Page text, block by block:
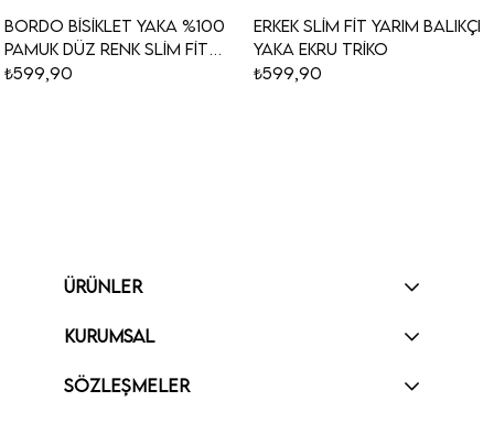
Bordo Bisiklet Yaka %100
Pamuk Düz Renk Slim Fit
Erkek Triko
₺599,90
Erkek Slim Fit Yarım Balıkçı
Yaka Ekru Triko
₺599,90
ÜRÜNLER
KURUMSAL
SÖZLEŞMELER